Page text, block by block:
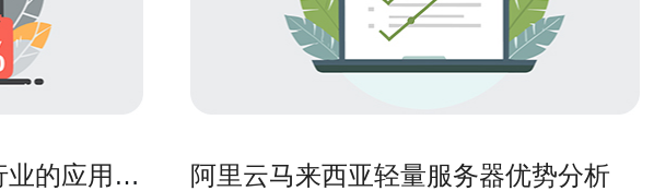
的应用与
阿里云马来西亚轻量服务器优势分析